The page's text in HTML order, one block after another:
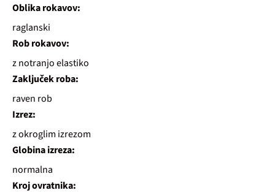
Oblika rokavov:
raglanski
Rob rokavov:
z notranjo elastiko
Zaključek roba:
raven rob
Izrez:
z okroglim izrezom
Globina izreza:
normalna
Kroj ovratnika: